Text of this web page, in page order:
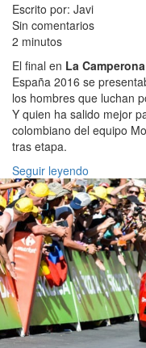
Escrito por: Javi
Sin comentarios
2 minutos
El final en La Camperona
España 2016 se
los hombres que luchan
Y quien ha salido mejor
colombiano del equipo
tras etapa.
Seguir leyendo